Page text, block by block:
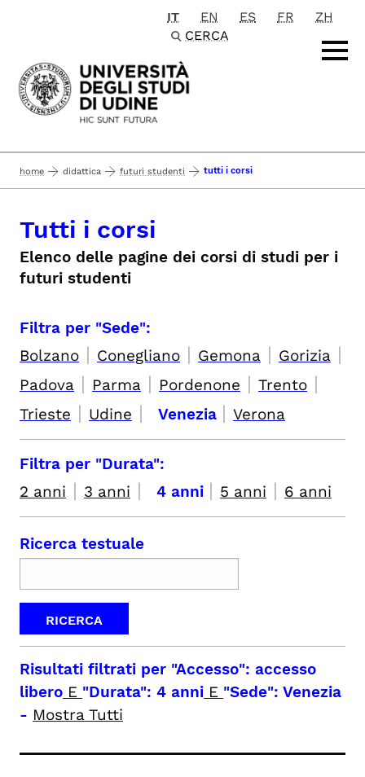
Passa al contenuto principale
IT EN ES FR
ZH
CERCA
home didattica futuri studenti tutti i corsi
Tutti i corsi
Elenco delle pagine dei corsi di studi per i
futuri studenti
Filtra per "Sede":
Bolzano | Conegliano | Gemona | Gorizia |
Padova | Parma | Pordenone | Trento |
Trieste | Udine | Venezia | Verona
Filtra per "Durata":
2 anni | 3 anni | 4 anni | 5 anni | 6 anni
Ricerca testuale
Risultati filtrati per "Accesso": accesso
libero E "Durata": 4 anni E "Sede": Venezia
- Mostra Tutti